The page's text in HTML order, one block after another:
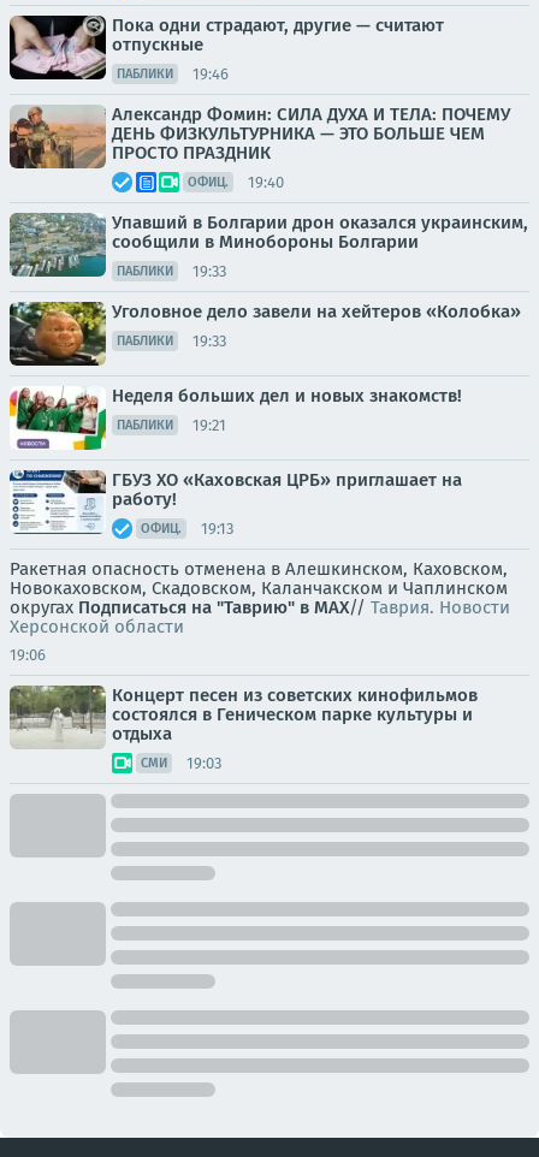
Пока одни страдают, другие — считают
отпускные
ПАБЛИКИ 19:46
Александр Фомин: СИЛА ДУХА И ТЕЛА: ПОЧЕМУ
ДЕНЬ ФИЗКУЛЬТУРНИКА — ЭТО БОЛЬШЕ ЧЕМ
ПРОСТО ПРАЗДНИК
ОФИЦ. 19:40
Упавший в Болгарии дрон оказался украинским,
сообщили в Минобороны Болгарии
ПАБЛИКИ 19:33
Уголовное дело завели на хейтеров «Колобка»
ПАБЛИКИ 19:33
Неделя больших дел и новых знакомств!
ПАБЛИКИ 19:21
ГБУЗ ХО «Каховская ЦРБ» приглашает на
работу!
ОФИЦ. 19:13
Ракетная опасность отменена в Алешкинском, Каховском,
Новокаховском, Скадовском, Каланчакском и Чаплинском
округах Подписаться на "Таврию" в MAX// Таврия. Новости
Херсонской области
19:06
Концерт песен из советских кинофильмов
состоялся в Геническом парке культуры и
отдыха
СМИ 19:03